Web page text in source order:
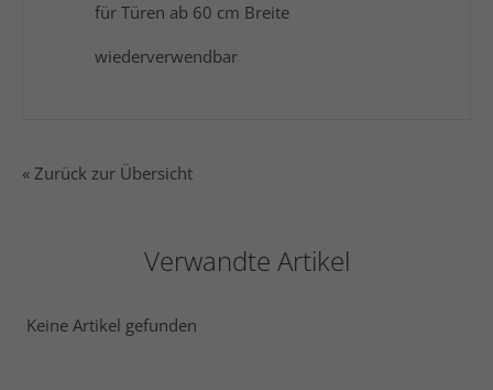
für Türen ab 60 cm Breite
wiederverwendbar
« Zurück zur Übersicht
Verwandte Artikel
Keine Artikel gefunden